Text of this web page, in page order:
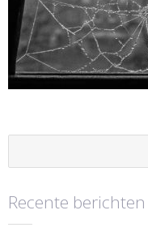
Recente berichten